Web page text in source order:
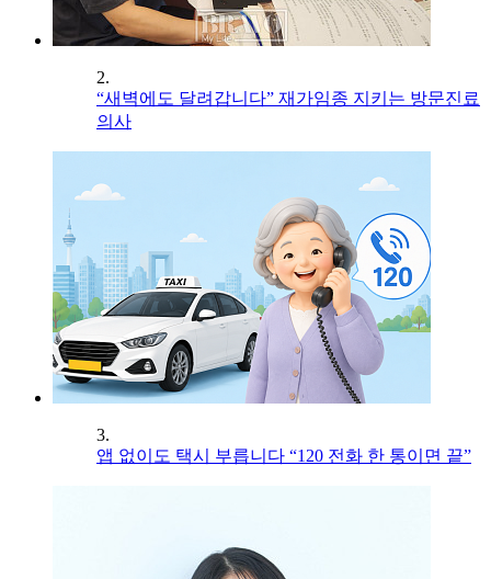
2.
“새벽에도 달려갑니다” 재가임종 지키는 방문진료
의사
3.
앱 없이도 택시 부릅니다 “120 전화 한 통이면 끝”